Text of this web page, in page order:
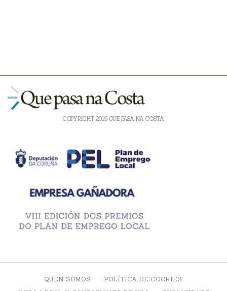
COPYRIGHT 2019 QUE PASA NA COSTA
QUEN SOMOS
POLÍTICA DE COOKIES